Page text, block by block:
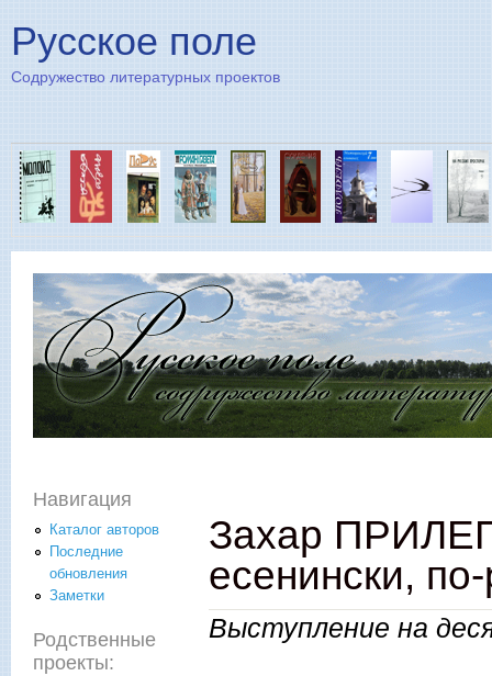
Русское поле
Содружество литературных проектов
Захар
есенински,
Выступление на
Навигация
Каталог авторов
Последние
обновления
Заметки
Родственные
проекты: